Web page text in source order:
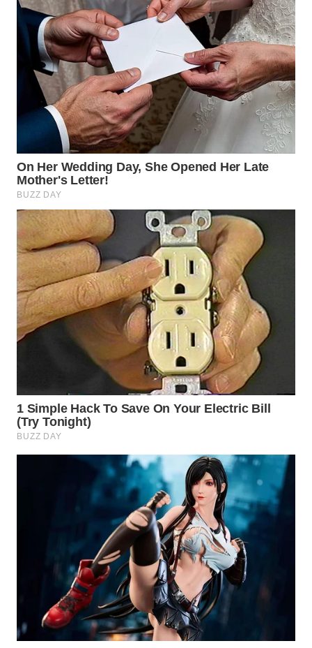
TANGERANG
WN
BINJAI
WN
CIREBON
INDRAMAYU
WN
KUNINGAN
WN
MAJALENGKA
WN
SUBANG
WN
PURWAKARTA
WN
WN
BOROBUDUR